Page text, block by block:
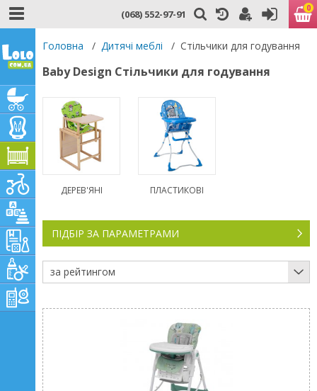
(068) 552-97-91 0
Головна / Дитячі меблі / Стільчики для годування
Baby Design Стільчики для годування
ДЕРЕВ'ЯНІ ПЛАСТИКОВІ
ПІДБІР ЗА ПАРАМЕТРАМИ
за рейтингом